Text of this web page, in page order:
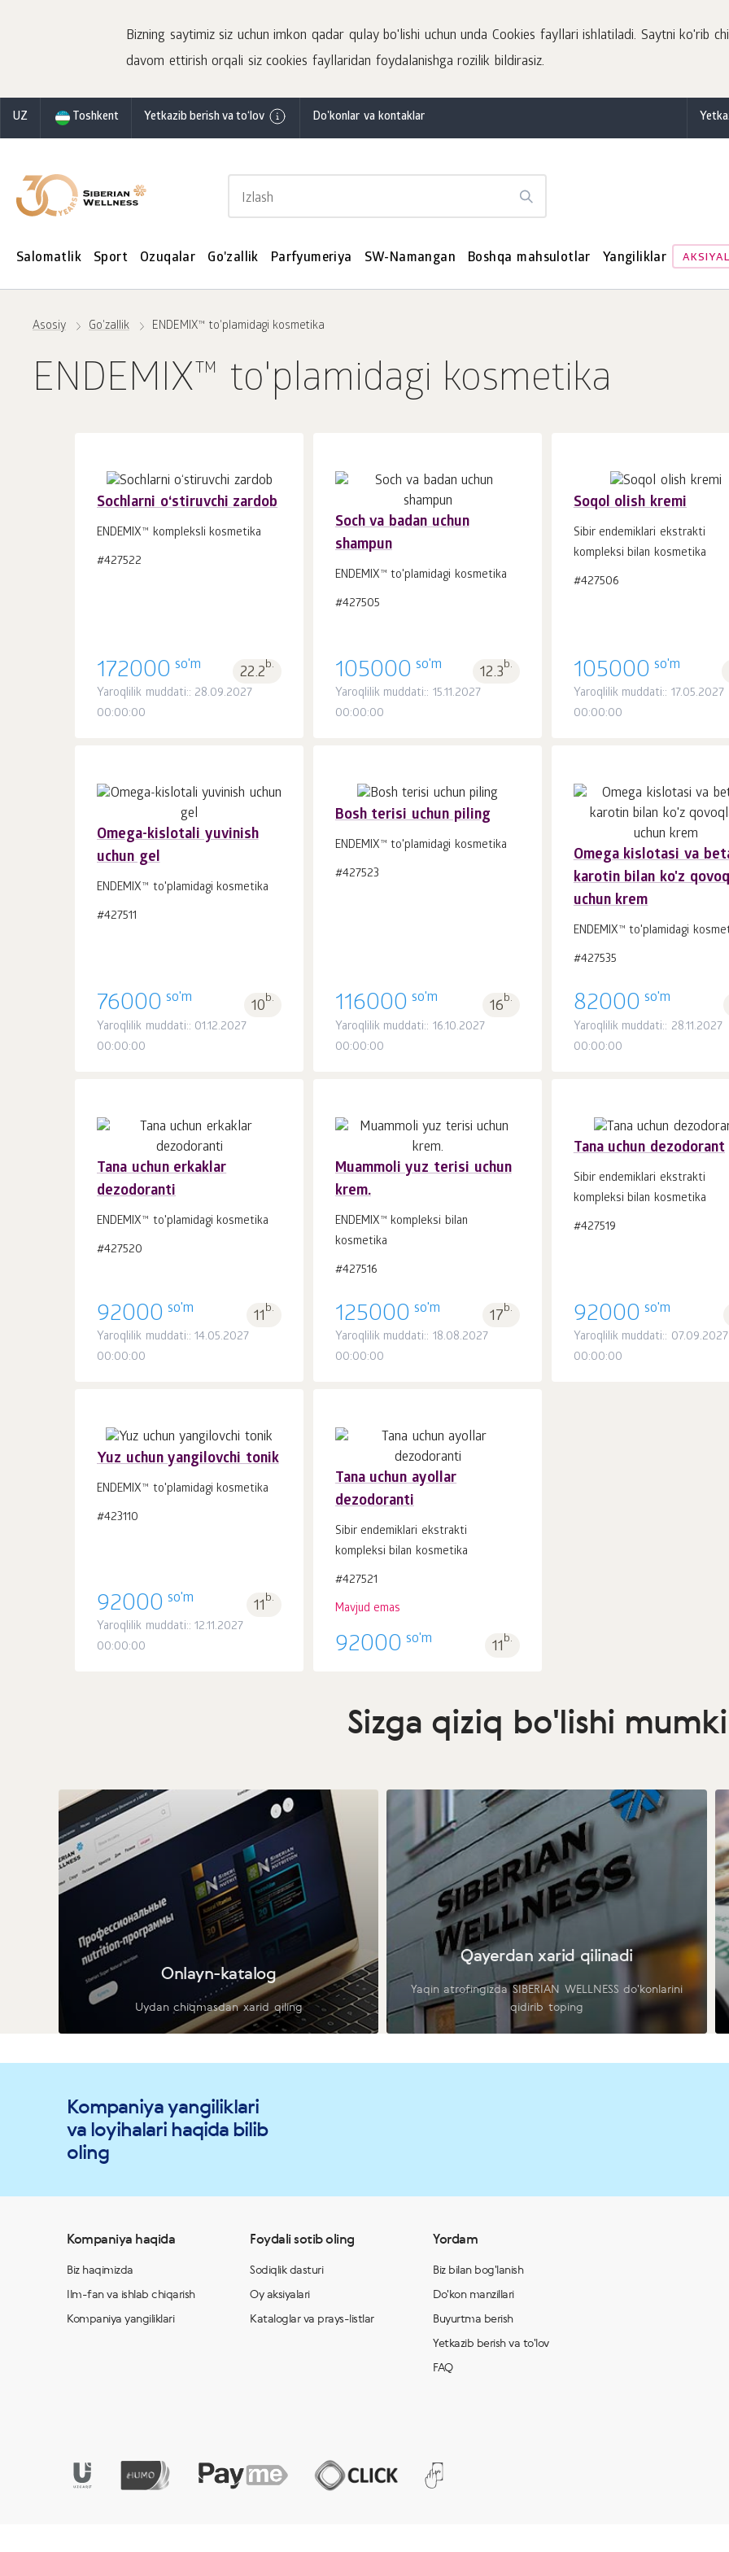
Bizning saytimiz siz uchun imkon qadar qulay bo'lishi uchun unda Cookies fayllari ishlatiladi. Saytni ko'rib
davom ettirish orqali siz cookies fayllaridan foydalanishga rozilik bildirasiz.
UZ Toshkent Yetkazib berish va to‘lov Do'konlar va kontaklar
Salomatlik Sport Ozuqalar Go'zallik Parfyumeriya SW-Namangan Boshqa mahsulotlar Yangiliklar
Asosiy Go'zallik ENDEMIX™ to'plamidagi kosmetika
ENDEMIX™ to'plamidagi kosmetika
Sochlarni o‘stiruvchi zardob
ENDEMIX™ kompleksli kosmetika
#427522
172000 so'm 22.2b.
Yaroqlilik muddati:: 28.09.2027
00:00:00
Soch va badan uchun
shampun
ENDEMIX™ to'plamidagi kosmetika
#427505
105000 so'm 12.3b.
Yaroqlilik muddati:: 15.11.2027
00:00:00
1
Soqol olish kremi
Sibir endemiklari ekstrakti
kompleksi bilan kosmetika
#427506
105000 so'm
Yaroqlilik muddati:: 17.05.2027
00:00:00
Savatchaga
Omega-kislotali yuvinish
uchun gel
ENDEMIX™ to'plamidagi kosmetika
#427511
76000 so'm 10b.
Yaroqlilik muddati:: 01.12.2027
00:00:00
1
Bosh terisi uchun piling
ENDEMIX™ to'plamidagi kosmetika
#427523
116000 so'm 16b.
Yaroqlilik muddati:: 16.10.2027
00:00:00
Omega kislotasi va
karotin bilan ko'z
uchun krem
ENDEMIX™ to'plamidagi
#427535
82000 so'm
Yaroqlilik muddati:: 28.11.2027
00:00:00
Savatchaga
1
dona.
Tana uchun erkaklar
dezodoranti
ENDEMIX™ to'plamidagi kosmetika
#427520
92000 so'm 11b.
Yaroqlilik muddati:: 14.05.2027
00:00:00
1
Muammoli yuz terisi uchun
krem.
ENDEMIX™ kompleksi bilan
kosmetika
#427516
125000 so'm 17b.
Yaroqlilik muddati:: 18.08.2027
00:00:00
1
Tana uchun dezodorant
Sibir endemiklari ekstrakti
kompleksi bilan kosmetika
#427519
92000 so'm
Yaroqlilik muddati:: 07.09.2027
00:00:00
Savatchaga
Yuz uchun yangilovchi tonik
ENDEMIX™ to'plamidagi kosmetika
#423110
92000 so'm 11b.
Yaroqlilik muddati:: 12.11.2027
00:00:00
Tana uchun ayollar
dezodoranti
Sibir endemiklari ekstrakti
kompleksi bilan kosmetika
#427521
Mavjud emas
92000 so'm 11b.
Sizga qiziq bo'lishi
Onlayn-katalog
Uydan chiqmasdan xarid qiling
Qayerdan xarid qilinadi
Yaqin atrofingizda SIBERIAN WELLNESS do'konlarini
qidirib toping
Kompaniya yangiliklari
va loyihalari haqida bilib
oling
Kompaniya haqida
Biz haqimizda
Ilm-fan va ishlab chiqarish
Kompaniya yangiliklari
Foydali sotib oling
Sodiqlik dasturi
Oy aksiyalari
Kataloglar va prays-listlar
Yordam
Biz bilan bog'lanish
Do'kon manzillari
Buyurtma berish
Yetkazib berish va to'lov
FAQ